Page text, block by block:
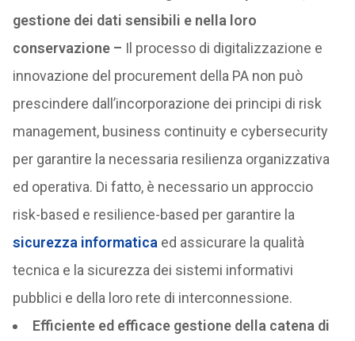
gestione dei dati sensibili e nella loro
conservazione – Il processo di digitalizzazione e
innovazione del procurement della PA non può
prescindere dall’incorporazione dei principi di risk
management, business continuity e cybersecurity
per garantire la necessaria resilienza organizzativa
ed operativa. Di fatto, è necessario un approccio
risk-based e resilience-based per garantire la
sicurezza informatica ed assicurare la qualità
tecnica e la sicurezza dei sistemi informativi
pubblici e della loro rete di interconnessione.
Efficiente ed efficace gestione della catena di